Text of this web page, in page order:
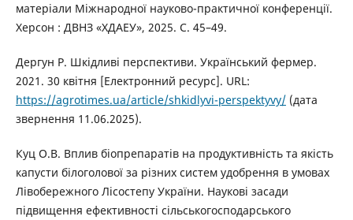
матеріали Міжнародної науково-практичної конференції.
Херсон : ДВНЗ «ХДАЕУ», 2025. С. 45–49.
Дергун Р. Шкідливі перспективи. Український фермер.
2021. 30 квітня [Електронний ресурс]. URL:
https://agrotimes.ua/article/shkidlyvi-perspektyvy/(дата
звернення 11.06.2025).
Куц О.В. Вплив біопрепаратів на продуктивність та якість
капусти білоголової за різних систем удобрення в умовах
Лівобережного Лісостепу України. Наукові засади
підвищення ефективності сільськогосподарського